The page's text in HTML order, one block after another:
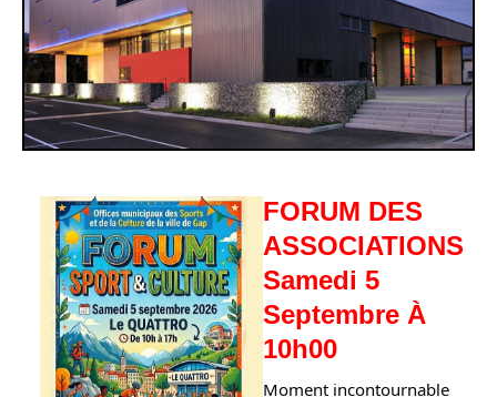
FORUM DES
ASSOCIATIONS
Samedi 5
Septembre À
10h00
Moment incontournable